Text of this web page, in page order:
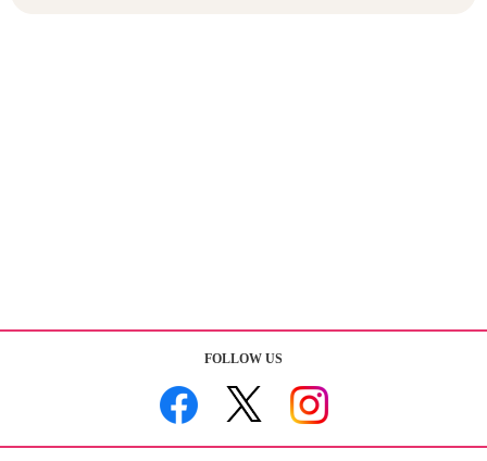
FOLLOW US